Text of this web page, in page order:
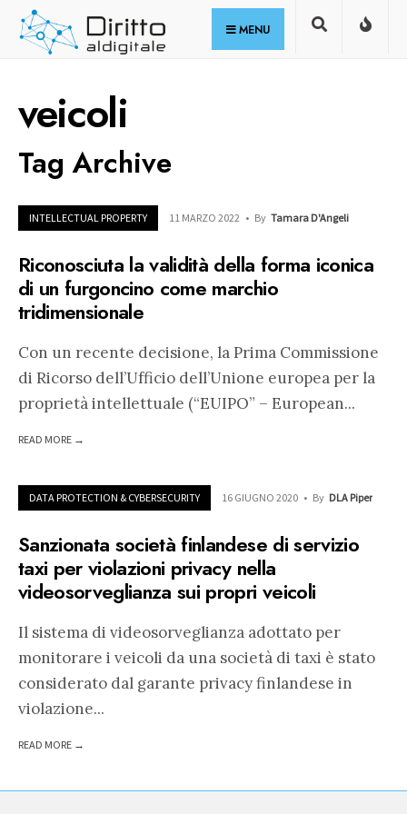
Skip
MENU
veicoli
Tag Archive
INTELLECTUAL PROPERTY 11 MARZO 2022 • By Tamara D'Angeli
Riconosciuta la validità della forma iconica
di un furgoncino come marchio
tridimensionale
Con un recente decisione, la Prima Commissione
di Ricorso dell’Ufficio dell’Unione europea per la
proprietà intellettuale (“EUIPO” – European...
READ MORE →
DATA PROTECTION & CYBERSECURITY 16 GIUGNO 2020 • By DLA Piper
Sanzionata società finlandese di servizio
taxi per violazioni privacy nella
videosorveglianza sui propri veicoli
Il sistema di videosorveglianza adottato per
monitorare i veicoli da una società di taxi è stato
considerato dal garante privacy finlandese in
violazione...
READ MORE →